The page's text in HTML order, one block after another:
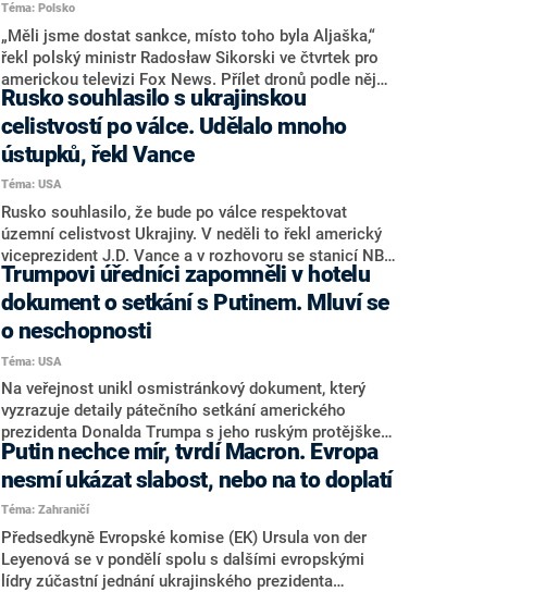
Téma: Polsko
„Měli jsme dostat sankce, místo toho byla Aljaška,“
řekl polský ministr Radosław Sikorski ve čtvrtek pro
americkou televizi Fox News. Přílet dronů podle něj
zdaleka nebyl navigační chybou. Důkazem toho podle
něj je, že bezpilotní letouny se na území Polska
dostaly hned ze dvou směrů, a to jak z území Ukrajiny,
tak Běloruska.
Rusko souhlasilo s ukrajinskou
celistvostí po válce. Udělalo mnoho
ústupků, řekl Vance
Téma: USA
Rusko souhlasilo, že bude po válce respektovat
územní celistvost Ukrajiny. V neděli to řekl americký
viceprezident J.D. Vance a v rozhovoru se stanicí NBC
dále zmínil některé ústupky, které podle něj udělala
Moskva při jednáních s americkým prezidentem
Donaldem Trumpem. Vance však připustil, že
vyjednávání s Ruskem má střídavé úspěchy.
Trumpovi úředníci zapomněli v hotelu
dokument o setkání s Putinem. Mluví se
o neschopnosti
Téma: USA
Na veřejnost unikl osmistránkový dokument, který
vyzrazuje detaily pátečního setkání amerického
prezidenta Donalda Trumpa s jeho ruským protějškem
Vladimirem Putinem na Aljašce. S největší
pravděpodobností jej vytvořili pracovníci americké
administrativy a zapomněli jej ve veřejné tiskárně.
Podle odborníků jde o další důkaz nedbalosti a
neschopnosti administrativy. Informovalo o tom
americké veřejnoprávní médium NPR.
Putin nechce mír, tvrdí Macron. Evropa
nesmí ukázat slabost, nebo na to doplatí
Téma: Zahraničí
Předsedkyně Evropské komise (EK) Ursula von der
Leyenová se v pondělí spolu s dalšími evropskými
lídry zúčastní jednání ukrajinského prezidenta